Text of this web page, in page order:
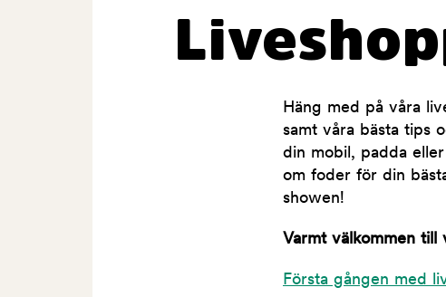
Häng med på våra
samt våra bästa tips
din mobil, padda
om foder för din
showen!
Varmt välkommen till
Första gången med